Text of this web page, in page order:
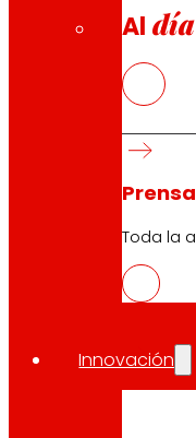
Al día
Prensa
Toda la
Innovación